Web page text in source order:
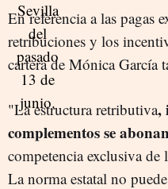
En referencia a las pagas
retribuciones y los
cartera de Mónica García
"La estructura retributiva,
complementos se
competencia exclusiva de
La norma estatal no